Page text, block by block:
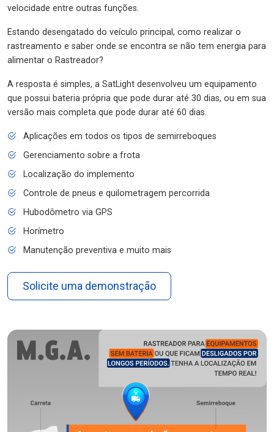
velocidade entre outras funções.
Estando desengatado do veículo principal, como realizar o
rastreamento e saber onde se encontra se não tem energia para
alimentar o Rastreador?
A resposta é simples, a SatLight desenvolveu um equipamento
que possui bateria própria que pode durar até 30 dias, ou em sua
versão mais completa que pode durar até 60 dias.
Aplicações em todos os tipos de semirreboques
Gerenciamento sobre a frota
Localização do implemento
Controle de pneus e quilometragem percorrida
Hubodômetro via GPS
Horímetro
Manutenção preventiva e muito mais
Solicite uma demonstração